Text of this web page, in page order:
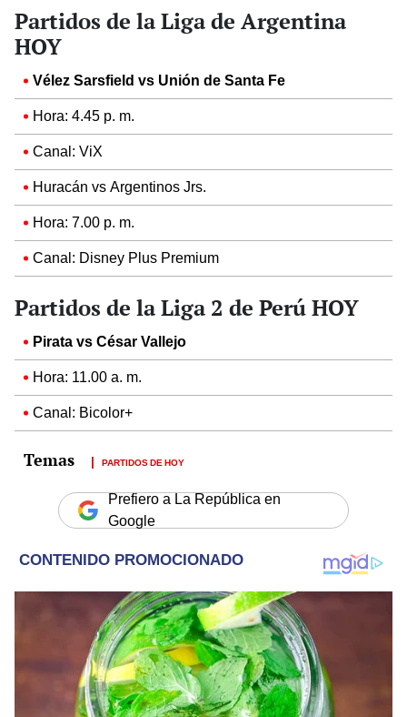
Partidos de la Liga de Argentina
HOY
Vélez Sarsfield vs Unión de Santa Fe
Hora: 4.45 p. m.
Canal: ViX
Huracán vs Argentinos Jrs.
Hora: 7.00 p. m.
Canal: Disney Plus Premium
Partidos de la Liga 2 de Perú HOY
Pirata vs César Vallejo
Hora: 11.00 a. m.
Canal: Bicolor+
PARTIDOS DE HOY
Prefiero a La República en
Google